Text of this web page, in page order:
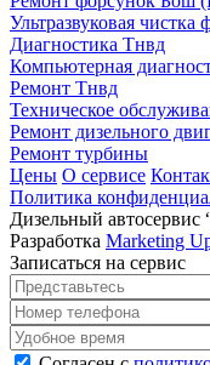
Ультразвуковая чистка
Диагностика Тнвд
Компьютерная
Ремонт Тнвд
Техническое
Ремонт дизельного
Ремонт турбины
Цены О сервисе
Политика
Дизельный автосервис
Разработка Marketing
Записаться на сервис
Представьтесь
Номер телефона
Удобное время
Согласен с политикой